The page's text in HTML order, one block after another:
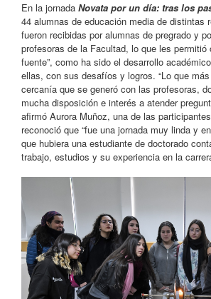
En la jornada Novata por un día: tras los
44 alumnas de educación media de distintas
fueron recibidas por alumnas de pregrado y
profesoras de la Facultad, lo que les permitió
fuente”, como ha sido el desarrollo
ellas, con sus desafíos y logros. “Lo que
cercanía que se generó con las profesoras,
mucha disposición e interés a atender
afirmó Aurora Muñoz, una de las
reconoció que “fue una jornada muy linda y
que hubiera una estudiante de doctorado
trabajo, estudios y su experiencia en la